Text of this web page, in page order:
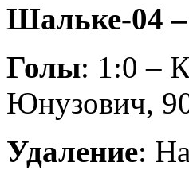
Шальке-04
Голы: 1:0 –
Юнузович,
Удаление: